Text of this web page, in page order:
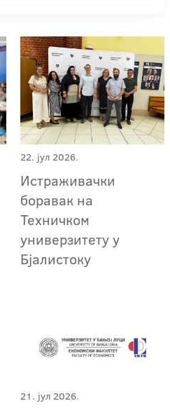
22. јул 2026.
Истраживачки
боравак на
Техничком
универзитету у
Бјалистоку
21. јул 2026.